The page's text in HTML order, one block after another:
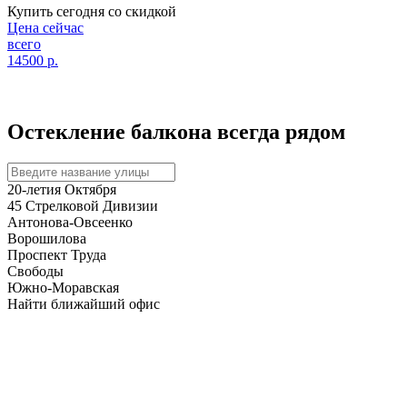
Купить сегодня со скидкой
Цена сейчас
всего
14500 р.
Остекление балкона всегда рядом
20-летия Октября
45 Стрелковой Дивизии
Антонова-Овсеенко
Ворошилова
Проспект Труда
Свободы
Южно-Моравская
Найти ближайший офис